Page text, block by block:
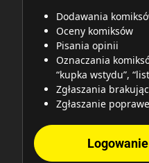
Dodawania
Oceny komiksów
Pisania opinii
Oznaczania
“kupka wstydu”,
Zgłaszania
Zgłaszanie